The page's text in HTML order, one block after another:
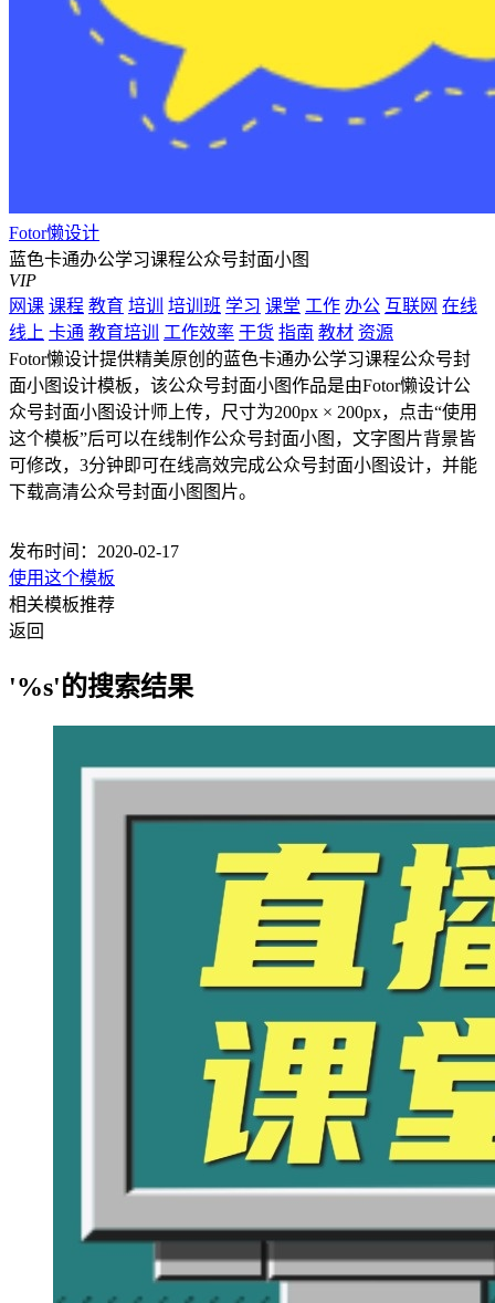
Fotor懒设计
蓝色卡通办公学习课程公众号封面小图
VIP
网课 课程 教育 培训 培训班 学习 课堂 工作 办公 互联网 在线
线上 卡通 教育培训 工作效率 干货 指南 教材 资源
Fotor懒设计提供精美原创的蓝色卡通办公学习课程公众号封
面小图设计模板，该公众号封面小图作品是由Fotor懒设计公
众号封面小图设计师上传，尺寸为200px × 200px，点击“使用
这个模板”后可以在线制作公众号封面小图，文字图片背景皆
可修改，3分钟即可在线高效完成公众号封面小图设计，并能
下载高清公众号封面小图图片。
发布时间：2020-02-17
使用这个模板
相关模板推荐
返回
'%s'的搜索结果